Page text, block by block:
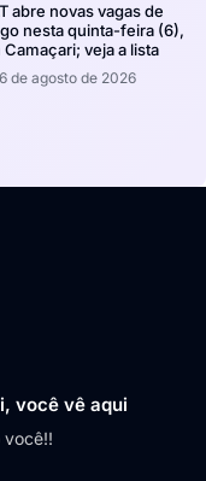
abre novas vagas de
nesta quinta-feira (6),
Camaçari; veja a lista
6 de agosto de 2026
você vê aqui
você!!